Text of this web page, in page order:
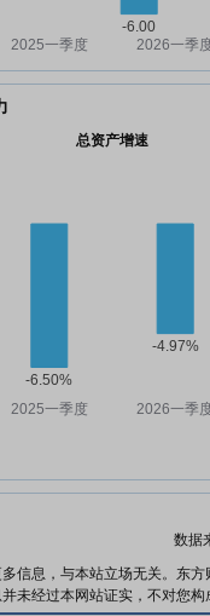
总资产增速
数据
信息，与本站立场无关。东
未经过本网站证实，不对您